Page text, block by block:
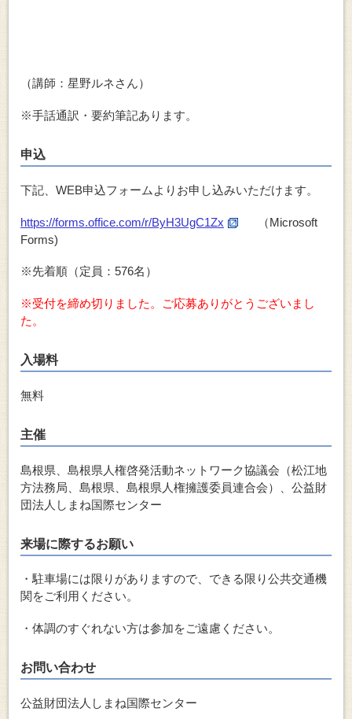
（講師：星野ルネさん）
※手話通訳・要約筆記あります。
申込
下記、WEB申込フォームよりお申し込みいただけます。
https://forms.office.com/r/ByH3UgC1Zx
（Microsoft
Forms)
※先着順（定員：576名）
※受付を締め切りました。ご応募ありがとうございまし
た。
入場料
無料
主催
島根県、島根県人権啓発活動ネットワーク協議会（松江地
方法務局、島根県、島根県人権擁護委員連合会）、公益財
団法人しまね国際センター
来場に際するお願い
・駐車場には限りがありますので、できる限り公共交通機
関をご利用ください。
・体調のすぐれない方は参加をご遠慮ください。
お問い合わせ
公益財団法人しまね国際センター